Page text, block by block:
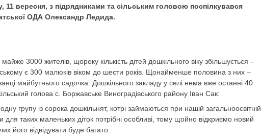
11 вересня, з підрядниками та сільським головою поспілкувався
ОДА Олександр Ледида.
3000 жителів, щороку кількість дітей дошкільного віку збільшується –
є 300 малюків віком до шести років. Щонайменше половина з них –
майбутнього садочка. Дошкільного закладу у селі нема вже останні 40
голова с. Боржавське Виноградівського району Іван Сак:
групу із сорока дошкільнят, котрі займаються при нашій загальноосвітній
для таких маленьких діток потрібні особливі, тому щойно відкриємо новий
його відвідувати буде багато.